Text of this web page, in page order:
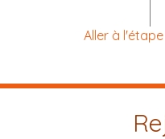
Aller à